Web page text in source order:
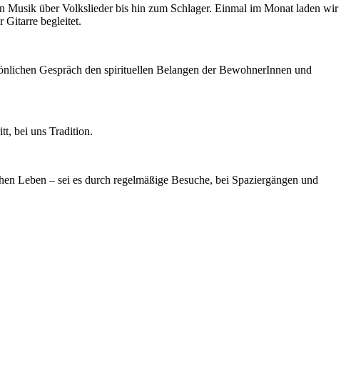
Musik über Volkslieder bis hin zum Schlager. Einmal im Monat laden wir
Gitarre begleitet.
Gespräch den spirituellen Belangen der BewohnerInnen und
bei uns Tradition.
Leben – sei es durch regelmäßige Besuche, bei Spaziergängen und